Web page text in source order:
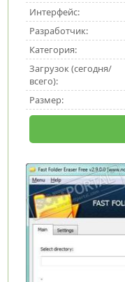
Интерфейс:
Разработчик:
Категория:
Загрузок (сегодня/
всего):
Размер: